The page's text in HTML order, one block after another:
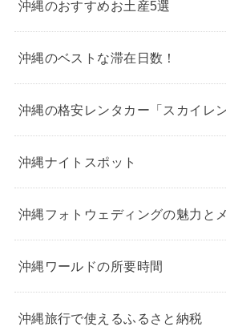
沖縄のおすすめお土産5選
沖縄のベストな滞在日数！
沖縄の格安レンタカー「スカイレ
沖縄ナイトスポット
沖縄フォトウェディングの魅力と
沖縄ワールドの所要時間
沖縄旅行で使えるふるさと納税